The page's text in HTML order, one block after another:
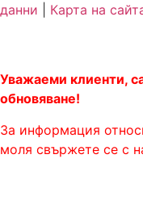
данни
Карта на
Уважаеми клиенти,
обновяване!
За информация
моля свържете се с